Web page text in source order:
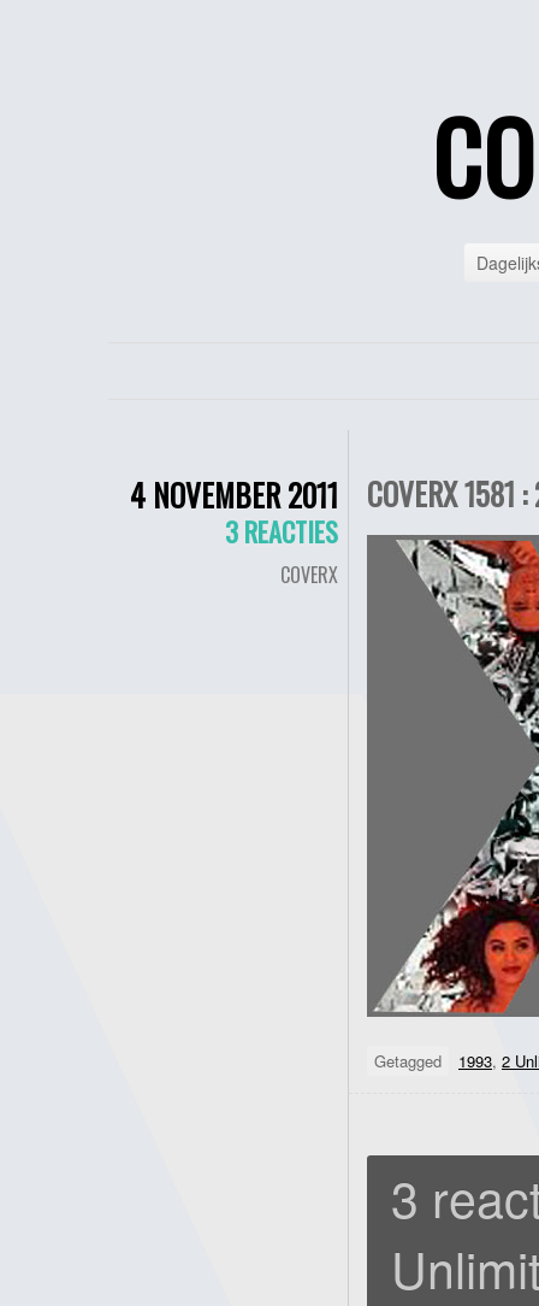
4 NOVEMBER 2011
3 REACTIES
COVERX
COVERX 1581
Getagged 1993, 2
3